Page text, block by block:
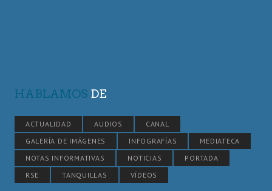
HABLAMOS DE
ACTUALIDAD AUDIOS
CANAL
GALERÍA DE IMÁGENES
INFOGRAFÍAS
MEDIATECA
NOTAS INFORMATIVAS
NOTICIAS
PORTADA
RSE
TANQUILLAS VÍDEOS